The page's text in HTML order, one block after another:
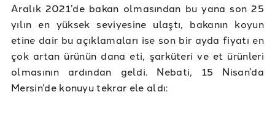
Aralık 2021’de bakan olmasından bu yana son 25
yılın en yüksek seviyesine ulaştı, bakanın koyun
etine dair bu açıklamaları ise son bir ayda fiyatı en
çok artan ürünün dana eti, şarküteri ve et ürünleri
olmasının ardından geldi. Nebati, 15 Nisan’da
Mersin’de konuyu tekrar ele aldı: